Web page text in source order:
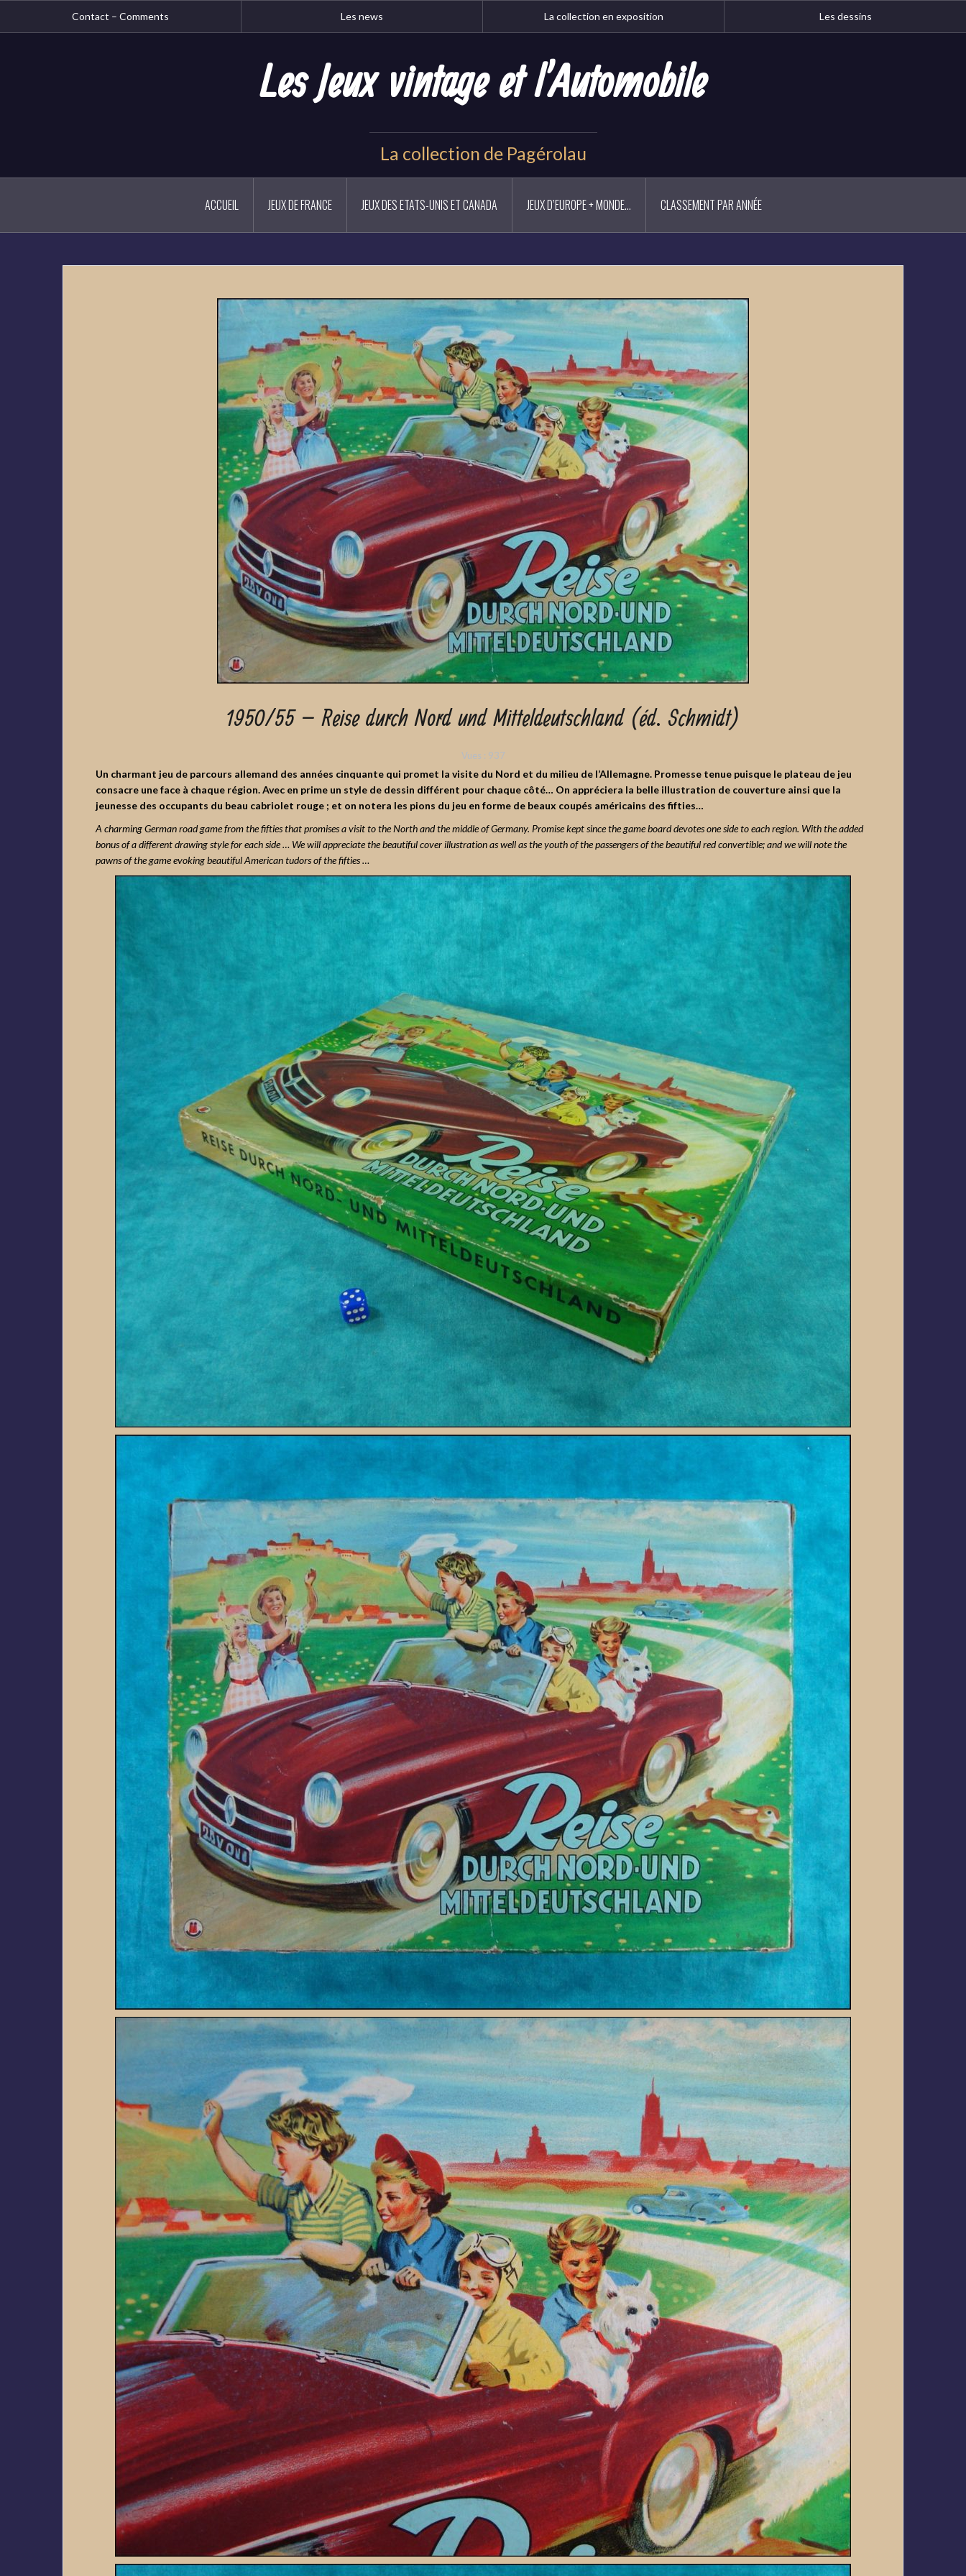
Contact – Comments Les news La collection en exposition Les dessins
Les Jeux vintage et l'Automobile
La collection de Pagérolau
ACCUEIL JEUX DE FRANCE JEUX DES ETATS-UNIS ET CANADA JEUX D’EUROPE + MONDE… CLASSEMENT PAR ANNÉE
1950/55 – Reise durch Nord und Mitteldeutschland (éd. Schmidt)
Vues : 937
Un charmant jeu de parcours allemand des années cinquante qui promet la visite du Nord et du milieu de l’Allemagne. Promesse tenue puisque le plateau de jeu
consacre une face à chaque région. Avec en prime un style de dessin différent pour chaque côté… On appréciera la belle illustration de couverture ainsi que la
jeunesse des occupants du beau cabriolet rouge ; et on notera les pions du jeu en forme de beaux coupés américains des fifties…
A charming German road game from the fifties that promises a visit to the North and the middle of Germany. Promise kept since the game board devotes one side to each region. With the added
bonus of a different drawing style for each side … We will appreciate the beautiful cover illustration as well as the youth of the passengers of the beautiful red convertible; and we will note the
pawns of the game evoking beautiful American tudors of the fifties …